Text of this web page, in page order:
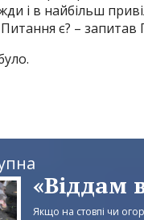
і в найбільш
є? – запитав
Якщо на стовпі чи